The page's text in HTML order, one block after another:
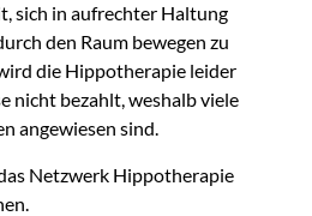
sich in aufrechter Haltung
den Raum bewegen zu
die Hippotherapie leider
nicht bezahlt, weshalb viele
angewiesen sind.
Netzwerk Hippotherapie